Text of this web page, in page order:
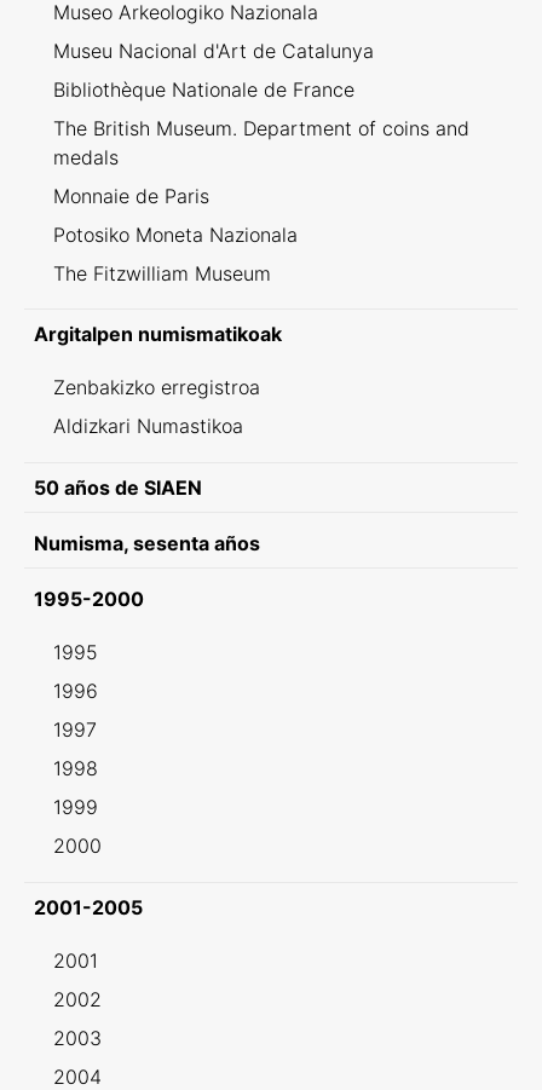
Museo Arkeologiko Nazionala
Museu Nacional d'Art de Catalunya
Bibliothèque Nationale de France
The British Museum. Department of coins and
medals
Monnaie de Paris
Potosiko Moneta Nazionala
The Fitzwilliam Museum
Argitalpen numismatikoak
Zenbakizko erregistroa
Aldizkari Numastikoa
50 años de SIAEN
Numisma, sesenta años
1995-2000
1995
1996
1997
1998
1999
2000
2001-2005
2001
2002
2003
2004